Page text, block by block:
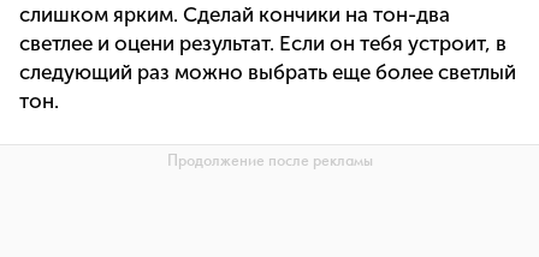
слишком ярким. Сделай кончики на тон-два
светлее и оцени результат. Если он тебя устроит, в
следующий раз можно выбрать еще более светлый
тон.